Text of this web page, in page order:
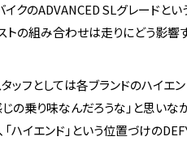
イクのADVANCED SLグレードと
トの組み合わせは走りにどう影響
タッフとしては各ブランドのハイ
じの乗り味なんだろうな」と思い
「ハイエンド」という位置づけの